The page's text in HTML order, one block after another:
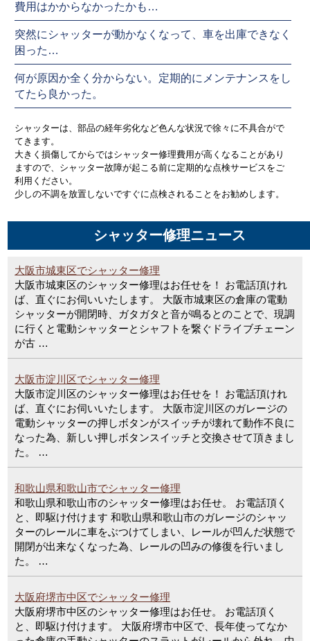
費用はかからなかったかも…
突然にシャッターが動かなくなって、車を出庫できなく
困った…
何が原因か全く分からない。定期的にメンテナンスをし
てたら良かった。
シャッターは、部品の経年劣化など色んな状況で徐々に不具合がで
てきます。
大きく損傷してからではシャッター修理費用が高くなることがあり
ますので、シャッター故障が起こる前に定期的な点検サービスをご
利用ください。
少しの不調を放置しないですぐに点検されることをお勧めします。
シャッター修理ニュース
大阪市城東区でシャッター修理
大阪市城東区のシャッター修理はお任せを！ お電話頂けれ
ば、直ぐにお伺いいたします。 大阪市城東区の倉庫の電動
シャッターが開閉時、ガタガタと音が鳴るとのことで、現調
に行くと電動シャッターとシャフトを繋ぐドライブチェーン
が古 …
大阪市淀川区でシャッター修理
大阪市淀川区のシャッター修理はお任せを！ お電話頂けれ
ば、直ぐにお伺いいたします。 大阪市淀川区のガレージの
電動シャッターの押しボタンがスイッチが壊れて動作不良に
なった為、新しい押しボタンスイッチと交換させて頂きまし
た。 …
和歌山県和歌山市でシャッター修理
和歌山県和歌山市のシャッター修理はお任せ。 お電話頂く
と、即駆け付けます 和歌山県和歌山市のガレージのシャッ
ターのレールに車をぶつけてしまい、レールが凹んだ状態で
開閉が出来なくなった為、レールの凹みの修復を行いまし
た。 …
大阪府堺市中区でシャッター修理
大阪府堺市中区のシャッター修理はお任せ。 お電話頂く
と、即駆け付けます。 大阪府堺市中区で、長年使ってなか